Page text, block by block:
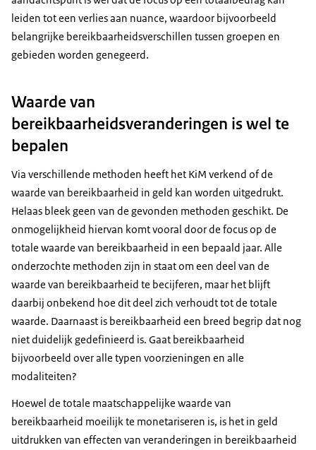
leiden tot een verlies aan nuance, waardoor bijvoorbeeld
belangrijke bereikbaarheidsverschillen tussen groepen en
gebieden worden genegeerd.
Waarde van
bereikbaarheidsveranderingen is wel te
bepalen
Via verschillende methoden heeft het KiM verkend of de
waarde van bereikbaarheid in geld kan worden uitgedrukt.
Helaas bleek geen van de gevonden methoden geschikt. De
onmogelijkheid hiervan komt vooral door de focus op de
totale waarde van bereikbaarheid in een bepaald jaar. Alle
onderzochte methoden zijn in staat om een deel van de
waarde van bereikbaarheid te becijferen, maar het blijft
daarbij onbekend hoe dit deel zich verhoudt tot de totale
waarde. Daarnaast is bereikbaarheid een breed begrip dat nog
niet duidelijk gedefinieerd is. Gaat bereikbaarheid
bijvoorbeeld over alle typen voorzieningen en alle
modaliteiten?
Hoewel de totale maatschappelijke waarde van
bereikbaarheid moeilijk te monetariseren is, is het in geld
uitdrukken van effecten van veranderingen in bereikbaarheid